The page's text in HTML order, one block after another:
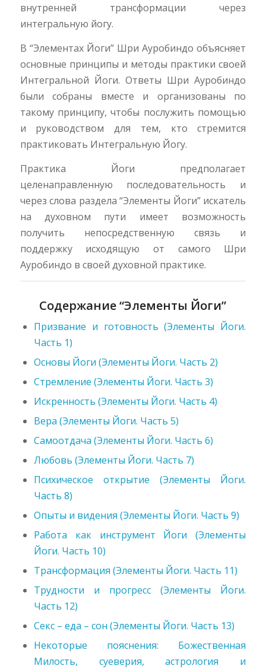
внутренней трансформации через
интегральную йогу.
В “Элементах Йоги” Шри Ауробиндо объясняет
основные принципы и методы практики своей
Интегральной Йоги. Ответы Шри Ауробиндо
были собраны вместе и организованы по
такому принципу, чтобы послужить помощью
и руководством для тем, кто стремится
практиковать Интегральную Йогу.
Практика Йоги предполагает
целенаправленную последовательность и
через слова раздела “Элементы Йоги” искатель
на духовном пути имеет возможность
получить непосредственную связь и
поддержку исходящую от самого Шри
Ауробиндо в своей духовной практике.
Содержание “Элементы Йоги”
Призвание и готовность (Элементы Йоги.
Часть 1)
Основы Йоги (Элементы Йоги. Часть 2)
Стремление (Элементы Йоги. Часть 3)
Искренность (Элементы Йоги. Часть 4)
Вера (Элементы Йоги. Часть 5)
Самоотдача (Элементы Йоги. Часть 6)
Любовь (Элементы Йоги. Часть 7)
Психическое открытие (Элементы Йоги.
Часть 8)
Опыты и видения (Элементы Йоги. Часть 9)
Работа как инструмент Йоги (Элементы
Йоги. Часть 10)
Трансформация (Элементы Йоги. Часть 11)
Трудности и прогресс (Элементы Йоги.
Часть 12)
Секс – еда – сон (Элементы Йоги. Часть 13)
Некоторые пояснения: Божественная
Милость, суеверия, астрология и